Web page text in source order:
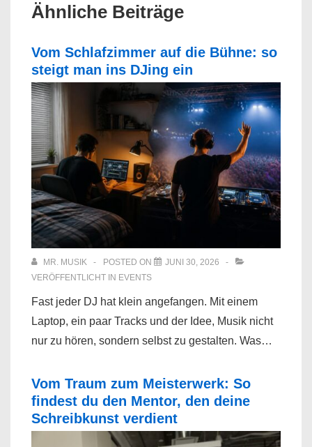
Ähnliche Beiträge
Vom Schlafzimmer auf die Bühne: so
steigt man ins DJing ein
MR. MUSIK POSTED ON
JUNI 30, 2026
VERÖFFENTLICHT IN EVENTS
Fast jeder DJ hat klein angefangen. Mit einem
Laptop, ein paar Tracks und der Idee, Musik nicht
nur zu hören, sondern selbst zu gestalten. Was…
Vom Traum zum Meisterwerk: So
findest du den Mentor, den deine
Schreibkunst verdient